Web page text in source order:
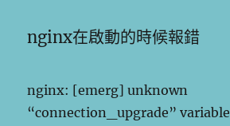
nginx在啟動的時候報錯
nginx: [emerg] unknown
“connection_upgrade” variable